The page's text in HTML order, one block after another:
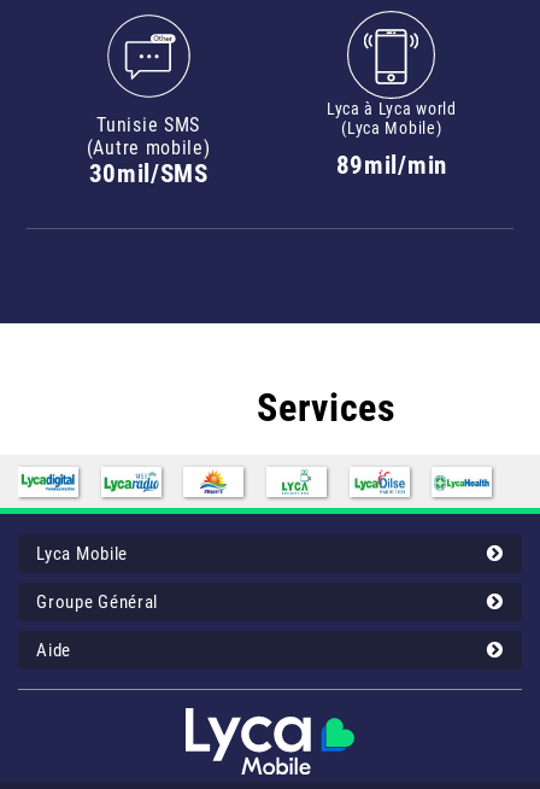
Tunisie SMS
(Autre mobile)
30mil/SMS
Lyca à Lyca world
(Lyca Mobile)
89mil/min
Services
Lyca Mobile
Groupe Général
Aide